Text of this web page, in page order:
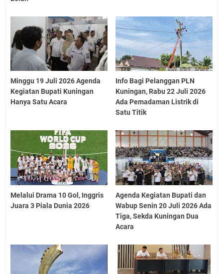
Minggu 19 Juli 2026 Agenda
Kegiatan Bupati Kuningan
Hanya Satu Acara
Info Bagi Pelanggan PLN
Kuningan, Rabu 22 Juli 2026
Ada Pemadaman Listrik di
Satu Titik
Melalui Drama 10 Gol, Inggris
Juara 3 Piala Dunia 2026
Agenda Kegiatan Bupati dan
Wabup Senin 20 Juli 2026 Ada
Tiga, Sekda Kuningan Dua
Acara